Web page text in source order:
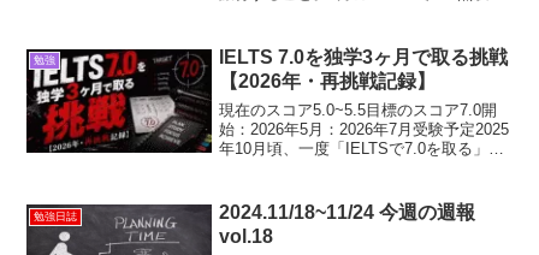
のフレーズを毎日1周するa...
勉強
IELTS 7.0を独学3ヶ月で取る挑戦
【2026年・再挑戦記録】
現在のスコア5.0~5.5目標のスコア7.0開
始：2026年5月：2026年7月受験予定2025
年10月頃、一度「IELTSで7.0を取る」と
い将来像、なりたくない将来...
勉強日誌
2024.11/18~11/24 今週の週報
vol.18